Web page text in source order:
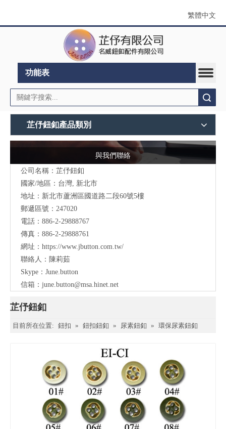
繁體中文
功能表
芷伃鈕釦產品類別
與我們聯絡
公司名稱：芷伃鈕釦
國家/地區：台灣, 新北市
地址： 新北市蘆洲區國道路二段60號5樓
郵遞區號：247020
電話：886-2-29888767
傳真：886-2-29888761
網址： https://www.jbutton.com.tw/
聯絡人：陳莉茹
Skype：June.button
信箱： june.button@msa.hinet.net
芷伃鈕釦
目前所在位置: 鈕扣 » 鈕扣鈕釦 » 尿素鈕釦 » 環保尿素鈕釦